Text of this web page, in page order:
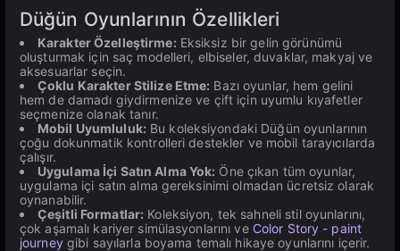
Düğün Oyunlarının Özellikleri
Karakter Özelleştirme: Eksiksiz bir gelin görünümü
oluşturmak için saç modelleri, elbiseler, duvaklar, makyaj ve
aksesuarlar seçin.
Çoklu Karakter Stilize Etme: Bazı oyunlar, hem gelini
hem de damadı giydirmenize ve çift için uyumlu kıyafetler
seçmenize olanak tanır.
Mobil Uyumluluk: Bu koleksiyondaki Düğün oyunlarının
çoğu dokunmatik kontrolleri destekler ve mobil tarayıcılarda
çalışır.
Uygulama İçi Satın Alma Yok: Öne çıkan tüm oyunlar,
uygulama içi satın alma gereksinimi olmadan ücretsiz olarak
oynanabilir.
Çeşitli Formatlar: Koleksiyon, tek sahneli stil oyunlarını,
çok aşamalı kariyer simülasyonlarını ve Color Story - paint
journeygibi sayılarla boyama temalı hikaye oyunlarını içerir.